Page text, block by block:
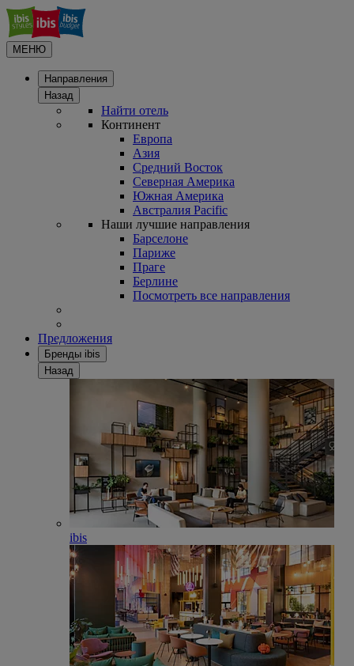
МЕНЮ
Направления
Назад
Найти отель
Континент
Европа
Азия
Средний Восток
Северная Америка
Южная Америка
Австралия Pacific
Наши лучшие направления
Барселоне
Париже
Праге
Берлине
Посмотреть все направления
Предложения
Бренды ibis
Назад
ibis